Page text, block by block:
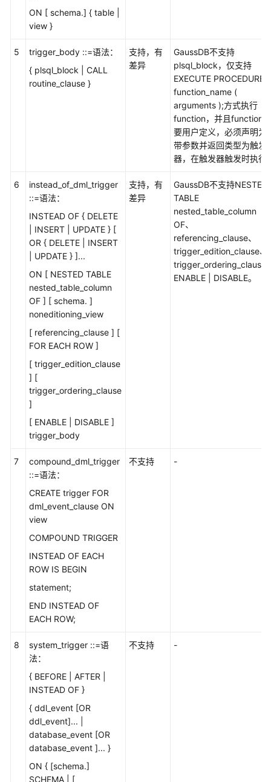
类
型
换
语
换
错
误
码
风
险
定
义
数
GaussDB
中
版
Oracle
容
说
明
GaussDB
集
中
版
本
MySQL
容
说
明
GaussDB
分
布
式
版
本
ON [ schema.] { table |
view }
5
trigger_body ::=语法：
{ plsql_block | CALL
routine_clause }
支持，有
差异
GaussDB不支持
plsql_block，仅支持
EXECUTE PROCEDURE
function_name (
arguments );方式执行
function，并且function需
要用户定义，必须声明为
带参数并返回类型为触发
器，在触发器触发时执行
6
instead_of_dml_trigger
::=语法：
INSTEAD OF { DELETE
| INSERT | UPDATE } [
OR { DELETE | INSERT
| UPDATE } ]...
ON [ NESTED TABLE
nested_table_column
OF ] [ schema. ]
noneditioning_view
[ referencing_clause ] [
FOR EACH ROW ]
[ trigger_edition_clause
] [
trigger_ordering_clause
]
[ ENABLE | DISABLE ]
trigger_body
支持，有
差异
GaussDB不支持NESTED
TABLE
nested_table_column
OF、
referencing_clause、
trigger_edition_clause、
trigger_ordering_clause
ENABLE | DISABLE。
7
compound_dml_trigger
::=语法：
CREATE trigger FOR
dml_event_clause ON
view
COMPOUND TRIGGER
INSTEAD OF EACH
ROW IS BEGIN
statement;
END INSTEAD OF
EACH ROW;
不支持 -
8
system_trigger ::=语
法：
{ BEFORE | AFTER |
INSTEAD OF }
{ ddl_event [OR
ddl_event]... |
database_event [OR
database_event ]... }
ON { [schema.]
SCHEMA | [
不支持 -